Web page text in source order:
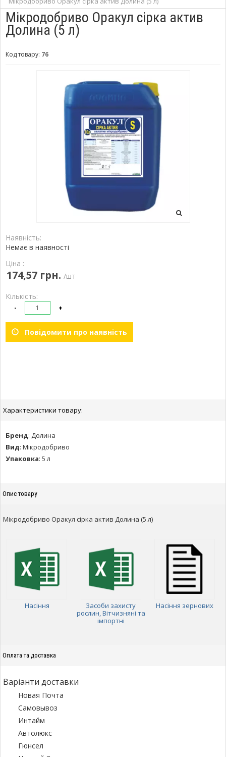
Мікродобриво Оракул сірка актив
Долина (5 л)
Код товару: 76
Наявність:
Немає в наявності
Ціна :
174,57 грн. /шт
Кількість:
- +
Повідомити про наявність
Характеристики товару:
Бренд: Долина
Вид: Мікродобриво
Упаковка: 5 л
Опис товару
Мікродобриво Оракул сірка актив Долина (5 л)
Насіння
Засоби захисту
рослин, Вітчизняні та
імпортні
Насіння зернових
Оплата та доставка
Варіанти доставки
Новая Почта
Самовывоз
Интайм
Автолюкс
Гюнсел